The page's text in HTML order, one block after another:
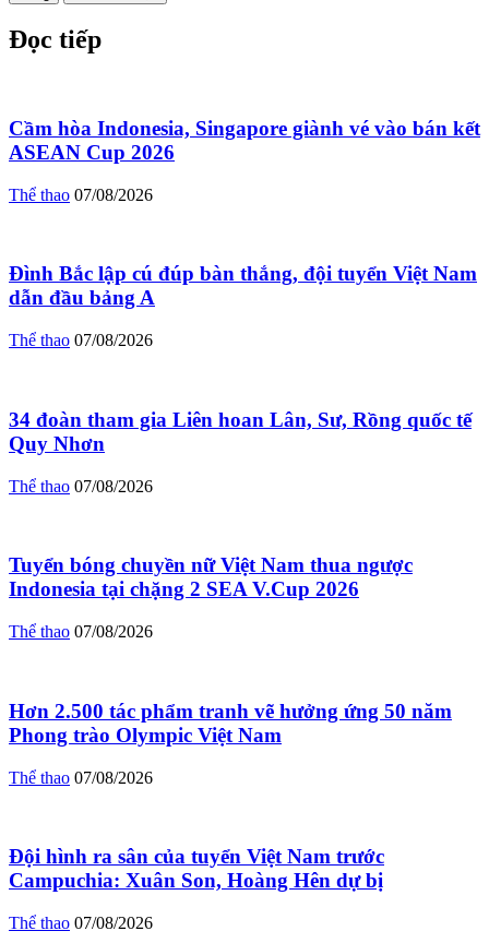
Đọc tiếp
Cầm hòa Indonesia, Singapore giành vé vào bán kết
ASEAN Cup 2026
Thể thao 07/08/2026
Đình Bắc lập cú đúp bàn thắng, đội tuyển Việt Nam
dẫn đầu bảng A
Thể thao 07/08/2026
34 đoàn tham gia Liên hoan Lân, Sư, Rồng quốc tế
Quy Nhơn
Thể thao 07/08/2026
Tuyển bóng chuyền nữ Việt Nam thua ngược
Indonesia tại chặng 2 SEA V.Cup 2026
Thể thao 07/08/2026
Hơn 2.500 tác phẩm tranh vẽ hưởng ứng 50 năm
Phong trào Olympic Việt Nam
Thể thao 07/08/2026
Đội hình ra sân của tuyển Việt Nam trước
Campuchia: Xuân Son, Hoàng Hên dự bị
Thể thao 07/08/2026